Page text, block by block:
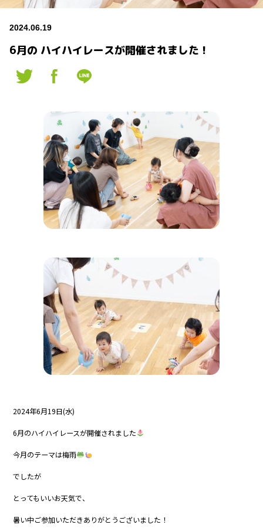
2024.06.19
6月の ハイハイレースが開催されました！
2024年6月19日(水)
6月のハイハイレースが開催されました
今月のテーマは梅雨
でしたが
とってもいいお天気で、
暑い中ご参加いただきありがとうございました！